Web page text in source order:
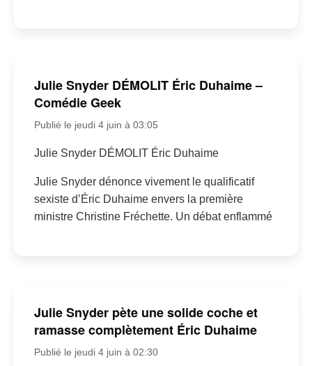
Julie Snyder DÉMOLIT Éric Duhaime –
Comédie Geek
Publié le jeudi 4 juin à 03:05
Julie Snyder DÉMOLIT Éric Duhaime
Julie Snyder dénonce vivement le qualificatif
sexiste d’Éric Duhaime envers la première
ministre Christine Fréchette. Un débat enflammé
Julie Snyder pète une solide coche et
ramasse complètement Éric Duhaime
Publié le jeudi 4 juin à 02:30